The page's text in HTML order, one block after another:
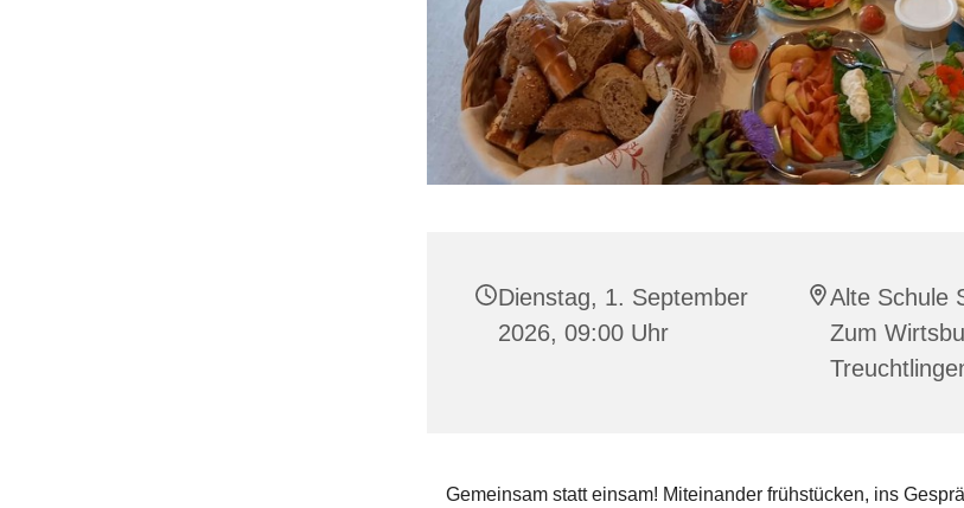
Dienstag, 1. September
2026, 09:00 Uhr
Alte Schule
Zum
Gemeinsam statt einsam! Miteinander frühstücken, ins